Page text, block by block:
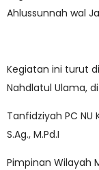
Ahlussunnah wal
Kegiatan ini turut
Nahdlatul Ulama,
Tanfidziyah PC NU
S.Ag., M.Pd.I
Pimpinan Wilayah